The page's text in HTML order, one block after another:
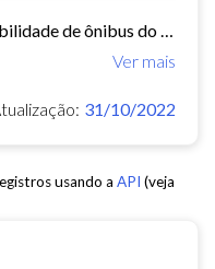
Ver mais
31/10/2022
usando a API (veja